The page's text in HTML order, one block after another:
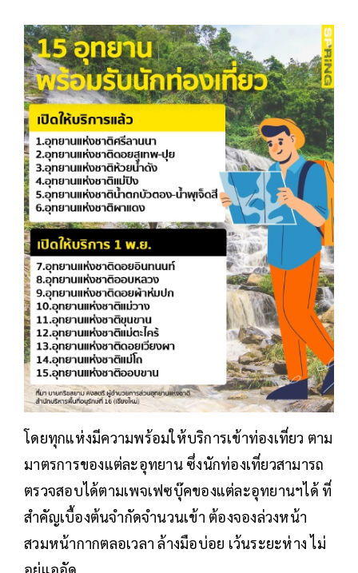
โดยทุกแห่งมีความพร้อมให้บริการเข้าท่องเที่ยว ตาม
มาตรการของแต่ละอุทยาน ซึ่งนักท่องเที่ยวสามารถ
ตรวจสอบได้ตามเพจเฟซบุ๊คของแต่ละอุทยานฯได้ ที่
สำคัญเบื้องต้นจำกัดจำนวนเข้า ต้องจองล่วงหน้า
สวมหน้ากากตลอเวลา ล้างมือบ่อย เว้นระยะห่าง ไม่